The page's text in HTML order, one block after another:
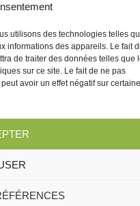
utilisons des technologies telles
informations des appareils. Le fait
de traiter des données telles que
sur ce site. Le fait de ne pas
avoir un effet négatif sur
(CA)
d’annulation
Dentaire Multidisciplinaire |